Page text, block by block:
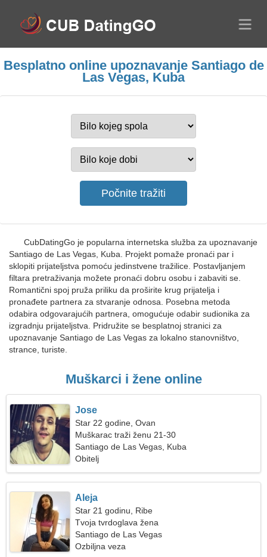
Besplatno online upoznavanje Santiago de
Las Vegas, Kuba
CubDatingGo je popularna internetska služba za upoznavanje
Santiago de Las Vegas, Kuba. Projekt pomaže pronaći par i
sklopiti prijateljstva pomoću jedinstvene tražilice. Postavljanjem
filtara pretraživanja možete pronaći dobru osobu i zabaviti se.
Romantični spoj pruža priliku da proširite krug prijatelja i
pronađete partnera za stvaranje odnosa. Posebna metoda
odabira odgovarajućih partnera, omogućuje odabir sudionika za
izgradnju prijateljstva. Pridružite se besplatnoj stranici za
upoznavanje Santiago de Las Vegas za lokalno stanovništvo,
strance, turiste.
Muškarci i žene online
Jose
Star 22 godine, Ovan
Muškarac traži ženu 21-30
Santiago de Las Vegas, Kuba
Obitelj
Aleja
Star 21 godinu, Ribe
Tvoja tvrdoglava žena
Santiago de Las Vegas
Ozbiljna veza